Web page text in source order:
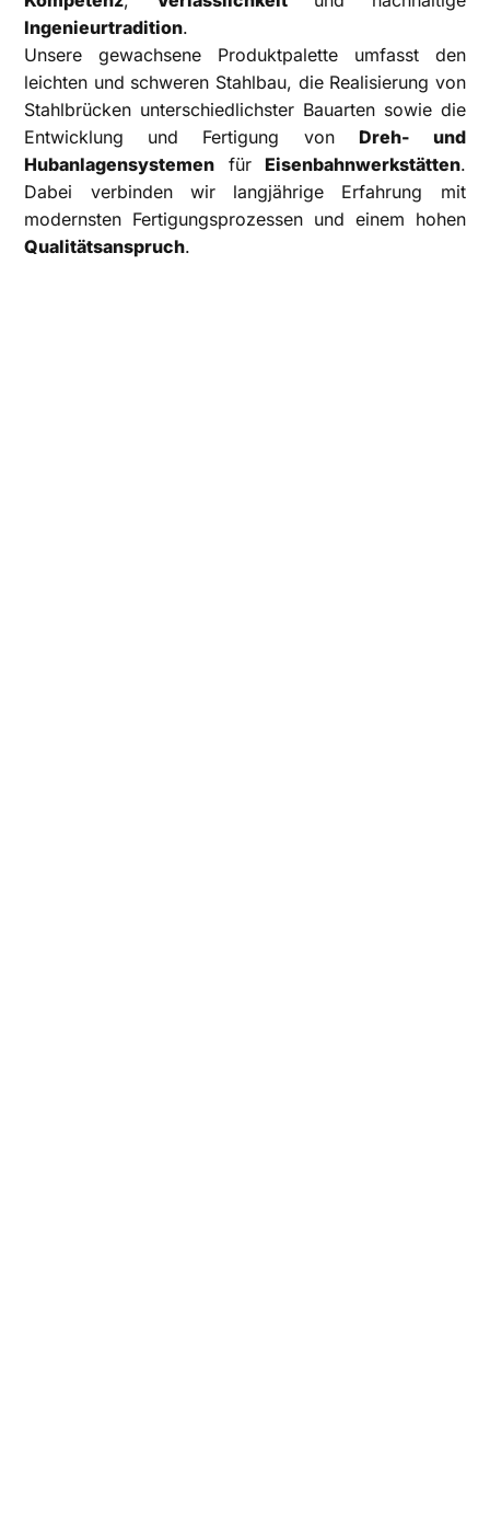
Ingenieurtradition.
Unsere gewachsene Produktpalette umfasst den
leichten und schweren Stahlbau, die Realisierung von
Stahlbrücken unterschiedlichster Bauarten sowie die
Entwicklung und Fertigung von Dreh- und
Hubanlagensystemen für Eisenbahnwerkstätten.
Dabei verbinden wir langjährige Erfahrung mit
modernsten Fertigungsprozessen und einem hohen
Qualitätsanspruch.